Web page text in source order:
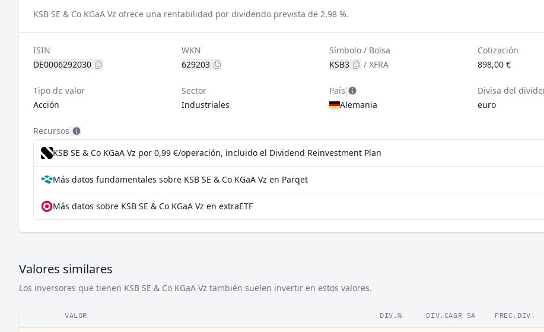
KSB SE & Co KGaA Vz ofrece una rentabilidad por dividendo prevista de 2,98 %.
ISIN
DE0006292030
WKN
629203
Símbolo / Bolsa
KSB3
/XFRA
Cotización
898,00 €
Tipo de valor
Acción
Sector
Industriales
País
Alemania
Divisa del
euro
Recursos
KSB SE & Co KGaA Vz por 0,99 €/operación, incluido el Dividend Reinvestment Plan
Más datos fundamentales sobre KSB SE & Co KGaA Vz en Parqet
Más datos sobre KSB SE & Co KGaA Vz en extraETF
Valores similares
Los inversores que tienen KSB SE & Co KGaA Vz también suelen invertir en estos valores.
VALOR DIV.% DIV.CAGR 5A FREC.DIV.